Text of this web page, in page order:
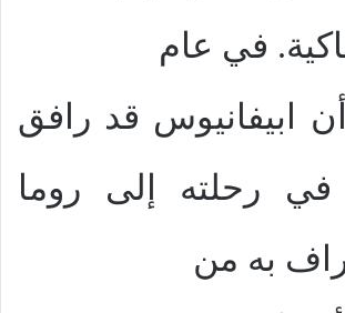
في عام
أن ابيفانيوس قد رافق
في رحلته إلى روما
به من